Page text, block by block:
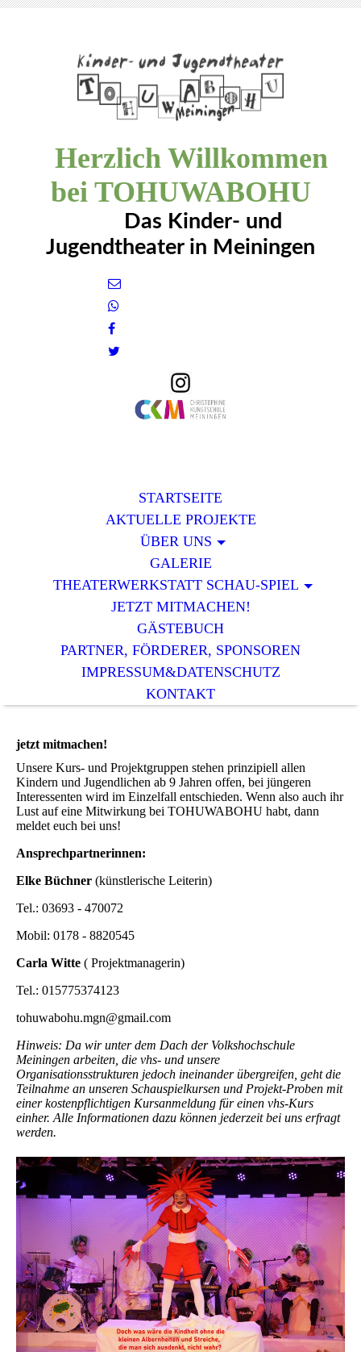
Herzlich Willkommen
bei TOHUWABOHU
Das Kinder- und
Jugendtheater in Meiningen
STARTSEITE
AKTUELLE PROJEKTE
ÜBER UNS
GALERIE
THEATERWERKSTATT SCHAU-SPIEL
JETZT MITMACHEN!
GÄSTEBUCH
PARTNER, FÖRDERER, SPONSOREN
IMPRESSUM&DATENSCHUTZ
KONTAKT
jetzt mitmachen!
Unsere Kurs- und Projektgruppen stehen prinzipiell allen
Kindern und Jugendlichen ab 9 Jahren offen, bei jüngeren
Interessenten wird im Einzelfall entschieden. Wenn also auch ihr
Lust auf eine Mitwirkung bei TOHUWABOHU habt, dann
meldet euch bei uns!
Ansprechpartnerinnen:
Elke Büchner (künstlerische Leiterin)
Tel.: 03693 - 470072
Mobil: 0178 - 8820545
Carla Witte ( Projektmanagerin)
Tel.: 015775374123
tohuwabohu.mgn@gmail.com
Hinweis: Da wir unter dem Dach der Volkshochschule
Meiningen arbeiten, die vhs- und unsere
Organisationsstrukturen jedoch ineinander übergreifen, geht die
Teilnahme an unseren Schauspielkursen und Projekt-Proben mit
einer kostenpflichtigen Kursanmeldung für einen vhs-Kurs
einher. Alle Informationen dazu können jederzeit bei uns erfragt
werden.